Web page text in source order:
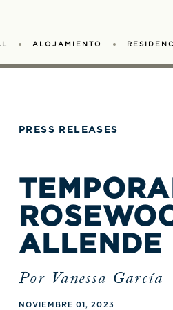
ALOJAMIENTO
PRESS RELEASES
ALLENDE
Por Vanessa García
NOVIEMBRE 01, 2023